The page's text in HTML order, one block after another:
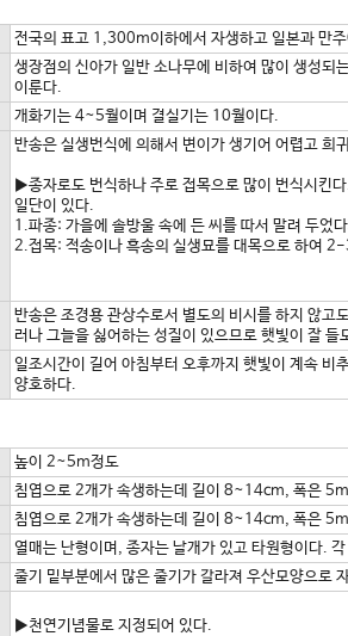
전국의 표고 1,300m이하에서 자생하고 일본과 만
생장점의 신아가 일반 소나무에 비하여 많이 생성되
이룬다.
개화기는 4~5월이며 결실기는 10월이다.
반송은 실생번식에 의해서 변이가 생기어 어렵고 희
▶종자로도 번식하나 주로 접목으로 많이 번식시킨
일단이 있다.
1.파종: 가을에 솔방울 속에 든 씨를 따서 말려 두었
2.접목: 적송이나 흑송의 실생묘를 대목으로 하여
반송은 조경용 관상수로서 별도의 비시를 하지 않고
러나 그늘을 싫어하는 성질이 있으므로 햇빛이 잘
일조시간이 길어 아침부터 오후까지 햇빛이 계속 비
양호하다.
높이 2~5m정도
침엽으로 2개가 속생하는데 길이 8~14cm, 폭은
침엽으로 2개가 속생하는데 길이 8~14cm, 폭은
열매는 난형이며, 종자는 날개가 있고 타원형이다.
줄기 밑부분에서 많은 줄기가 갈라져 우산모양으로
▶천연기념물로 지정되어 있다.